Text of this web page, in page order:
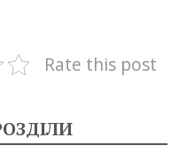
Rate this post